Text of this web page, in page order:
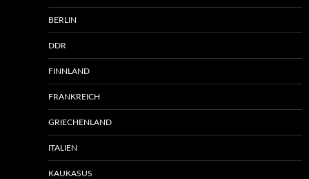
BERLIN
DDR
FINNLAND
FRANKREICH
GRIECHENLAND
ITALIEN
KAUKASUS